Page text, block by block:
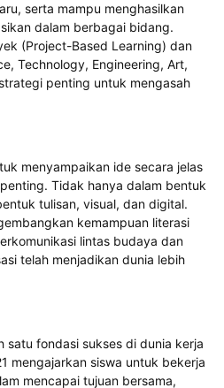
serta mampu menghasilkan
dalam berbagai bidang.
(Project-Based Learning) dan
Technology, Engineering, Art,
penting untuk mengasah
menyampaikan ide secara jelas
Tidak hanya dalam bentuk
tulisan, visual, dan digital.
kemampuan literasi
lintas budaya dan
telah menjadikan dunia lebih
satu fondasi sukses di dunia kerja
mengajarkan siswa untuk bekerja
mencapai tujuan bersama,